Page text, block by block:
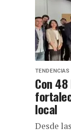
TENDENCIAS
Con
local
Desde